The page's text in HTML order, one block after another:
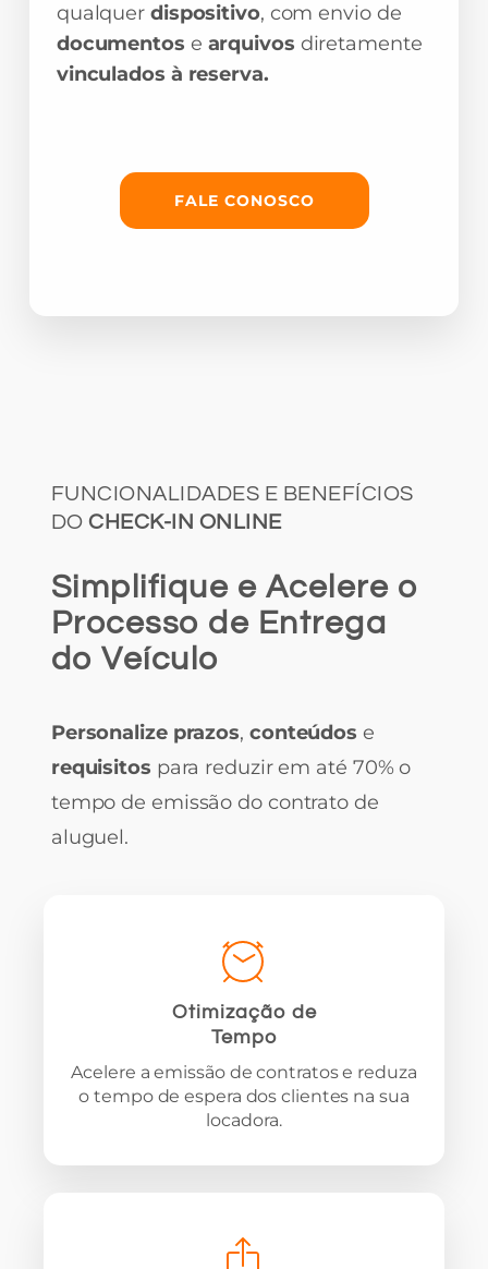
qualquer dispositivo, com envio de
documentos e arquivos diretamente
vinculados à reserva.
FALE CONOSCO
FUNCIONALIDADES E BENEFÍCIOS
DOCHECK-IN ONLINE
Simplifique e Acelere o
Processo de Entrega
do Veículo
Personalize prazos, conteúdos e
requisitos para reduzir em até 70% o
tempo de emissão do contrato de
aluguel.
Otimização de
Tempo
Acelere a emissão de contratos e reduza
o tempo de espera dos clientes na sua
locadora.